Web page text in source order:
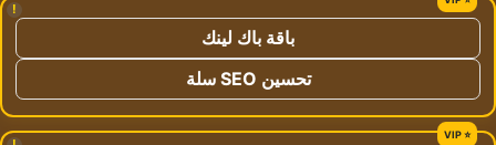
!
باقة باك لينك
تحسين SEO سلة